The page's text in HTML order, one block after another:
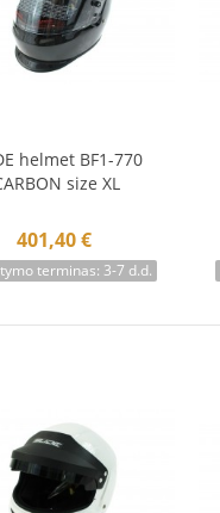
Į krepšelį
helmet BF1-770
size XL
401,40 €
terminas: 3-7 d.d.